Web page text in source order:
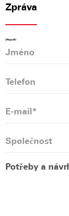
Zpráva
[#Input#]